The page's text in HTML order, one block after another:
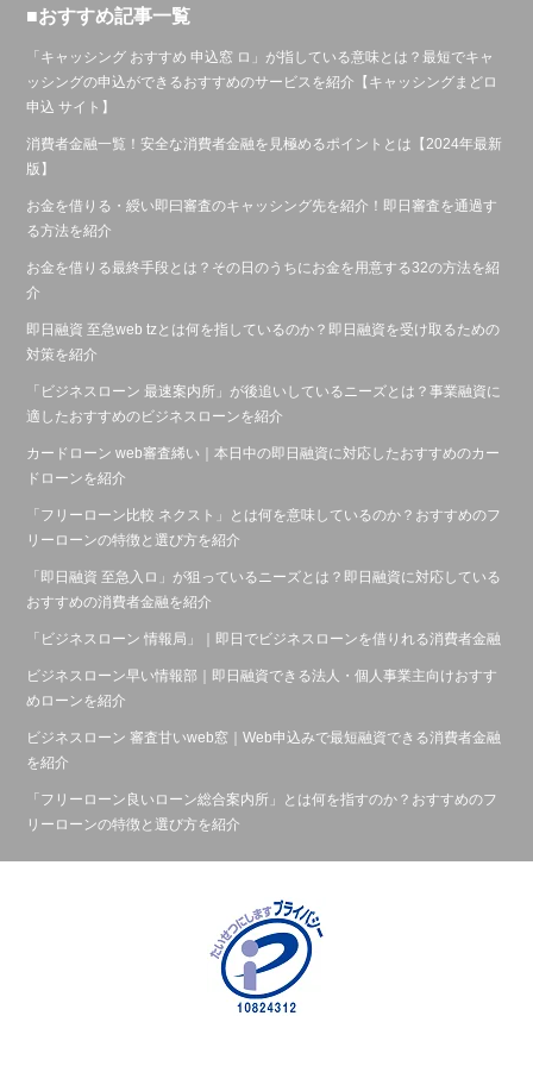
■おすすめ記事一覧
「キャッシング おすすめ 申込窓 ロ」が指している意味とは？最短でキャ
ッシングの申込ができるおすすめのサービスを紹介【キャッシングまどロ
申込 サイト】
消費者金融一覧！安全な消費者金融を見極めるポイントとは【2024年最新
版】
お金を借りる・綬い即曰審査のキャッシング先を紹介！即日審査を通過す
る方法を紹介
お金を借りる最終手段とは？その日のうちにお金を用意する32の方法を紹
介
即日融資 至急web tzとは何を指しているのか？即日融資を受け取るための
対策を紹介
「ビジネスローン 最速案内所」が後追いしているニーズとは？事業融資に
適したおすすめのビジネスローンを紹介
カードローン web審査絺い｜本日中の即日融資に対応したおすすめのカー
ドローンを紹介
「フリーローン比較 ネクスト」とは何を意味しているのか？おすすめのフ
リーローンの特徴と選び方を紹介
「即日融資 至急入ロ」が狙っているニーズとは？即日融資に対応している
おすすめの消費者金融を紹介
「ビジネスローン 情報局」｜即日でビジネスローンを借りれる消費者金融
ビジネスローン早い情報部｜即日融資できる法人・個人事業主向けおすす
めローンを紹介
ビジネスローン 審査甘いweb窓｜Web申込みで最短融資できる消費者金融
を紹介
「フリーローン良いローン総合案内所」とは何を指すのか？おすすめのフ
リーローンの特徴と選び方を紹介